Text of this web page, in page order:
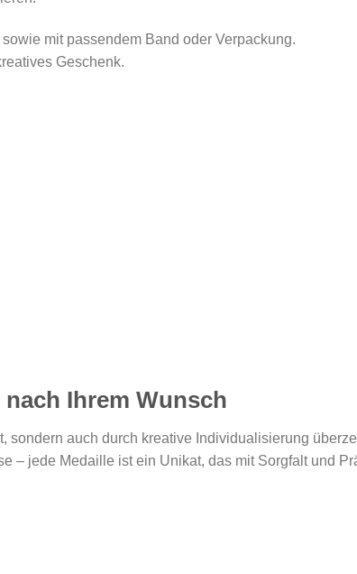
mit passendem Band oder Verpackung.
Geschenk.
Ihrem Wunsch
sondern auch durch kreative Individualisierung
– jede Medaille ist ein Unikat, das mit Sorgfalt und